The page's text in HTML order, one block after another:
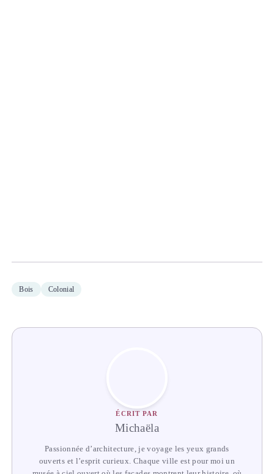
Bois Colonial
ÉCRIT PAR
Michaëla
Passionnée d’architecture, je voyage les yeux grands
ouverts et l’esprit curieux. Chaque ville est pour moi un